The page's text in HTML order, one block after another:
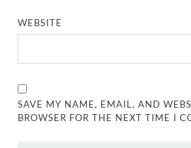
WEBSITE
SAVE MY NAME, EMAIL, AND
BROWSER FOR THE NEXT TIME I